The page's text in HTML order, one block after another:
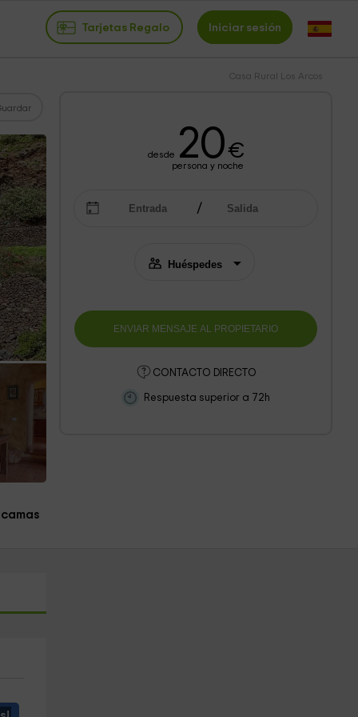
Tarjetas Regalo Iniciar sesión
Casa Rural Los Arcos
desde 20€
persona y noche
CONTACTO DIRECTO
Respuesta superior a 72h